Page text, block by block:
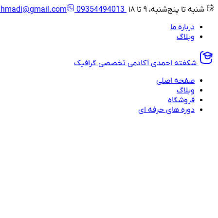
شنبه تا پنج‌شنبه، ۹ تا ۱۸ 09354494013
درباره ما
وبلاگ
شکفته احمدی آکادمی تخصصی گرافیک
صفحه اصلی
وبلاگ
فروشگاه
دوره های حرفه ای